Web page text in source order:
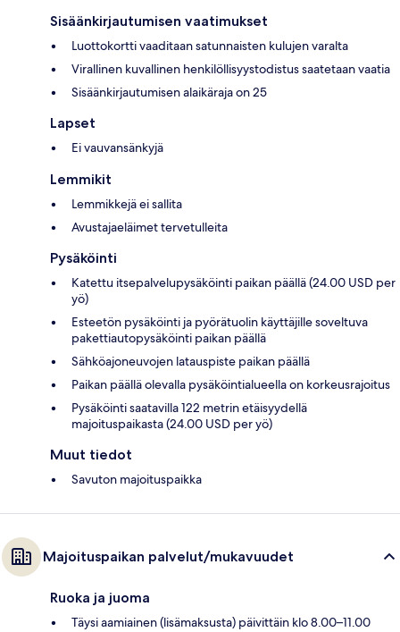
Sisäänkirjautumisen vaatimukset
Luottokortti vaaditaan satunnaisten kulujen varalta
Virallinen kuvallinen henkilöllisyystodistus saatetaan vaatia
Sisäänkirjautumisen alaikäraja on 25
Lapset
Ei vauvansänkyjä
Lemmikit
Lemmikkejä ei sallita
Avustajaeläimet tervetulleita
Pysäköinti
Katettu itsepalvelupysäköinti paikan päällä (24.00 USD per
yö)
Esteetön pysäköinti ja pyörätuolin käyttäjille soveltuva
pakettiautopysäköinti paikan päällä
Sähköajoneuvojen latauspiste paikan päällä
Paikan päällä olevalla pysäköintialueella on korkeusrajoitus
Pysäköinti saatavilla 122 metrin etäisyydellä
majoituspaikasta (24.00 USD per yö)
Muut tiedot
Savuton majoituspaikka
Majoituspaikan palvelut/mukavuudet
Ruoka ja juoma
Täysi aamiainen (lisämaksusta) päivittäin klo 8.00–11.00